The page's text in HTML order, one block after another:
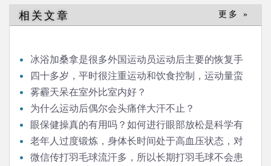
相关文章 更多 »
冰浴加桑拿是很多外国运动员运动后主要的恢复手
段，请问科学依据是什么？
四十多岁，平时很注重运动和饮食控制，运动量蛮
大的，但体重就是降不下来，也不升，这是什么情况？
雾霾天呆在室外比室内好？
为什么运动后偶尔会头痛伴大汗不止？
眼保健操真的有用吗？如何进行眼部放松是科学有
效的？
老年人过度锻炼，身体长时间处于高血压状态，对
血管有危害吗？
微信传打羽毛球流汗多，所以长期打羽毛球不会患